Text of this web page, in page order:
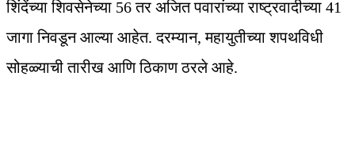
शिंदेंच्या शिवसेनेच्या 56 तर अजित पवारांच्या राष्ट्रवादीच्या 41
जागा निवडून आल्या आहेत. दरम्यान, महायुतीच्या शपथविधी
सोहळ्याची तारीख आणि ठिकाण ठरले आहे.